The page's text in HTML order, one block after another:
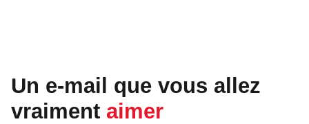
Un e-mail que vous allez
vraiment aimer